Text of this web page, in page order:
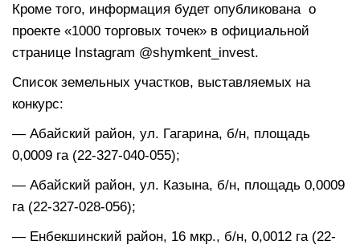
Кроме того, информация будет опубликована о
проекте «1000 торговых точек» в официальной
странице Instagram @shymkent_invest.
Список земельных участков, выставляемых на
конкурс:
— Абайский район, ул. Гагарина, б/н, площадь
0,0009 га (22-327-040-055);
— Абайский район, ул. Казына, б/н, площадь 0,0009
га (22-327-028-056);
— Енбекшинский район, 16 мкр., б/н, 0,0012 га (22-